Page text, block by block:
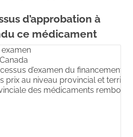
d’approbation à
ce médicament